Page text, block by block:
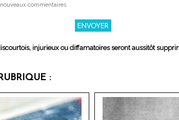
commentaires
injurieux ou diffamatoires seront aussitôt
: